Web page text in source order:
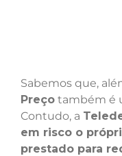
Sabemos que,
Preço também é
Contudo, a
em risco o
prestado para